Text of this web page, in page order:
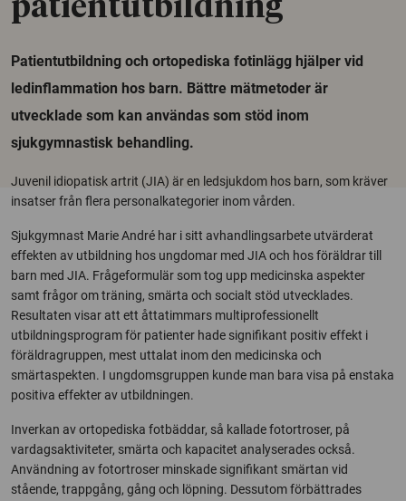
patientutbildning
Patientutbildning och ortopediska fotinlägg hjälper vid
ledinflammation hos barn. Bättre mätmetoder är
utvecklade som kan användas som stöd inom
sjukgymnastisk behandling.
Juvenil idiopatisk artrit (JIA) är en ledsjukdom hos barn, som kräver
insatser från flera personalkategorier inom vården.
Sjukgymnast Marie André har i sitt avhandlingsarbete utvärderat
effekten av utbildning hos ungdomar med JIA och hos föräldrar till
barn med JIA. Frågeformulär som tog upp medicinska aspekter
samt frågor om träning, smärta och socialt stöd utvecklades.
Resultaten visar att ett åttatimmars multiprofessionellt
utbildningsprogram för patienter hade signifikant positiv effekt i
föräldragruppen, mest uttalat inom den medicinska och
smärtaspekten. I ungdomsgruppen kunde man bara visa på enstaka
positiva effekter av utbildningen.
Inverkan av ortopediska fotbäddar, så kallade fotortroser, på
vardagsaktiviteter, smärta och kapacitet analyserades också.
Användning av fotortroser minskade signifikant smärtan vid
stående, trappgång, gång och löpning. Dessutom förbättrades